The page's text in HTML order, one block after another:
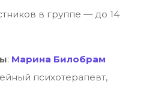
в группе — до 14
: Марина Билобрам
психотерапевт,